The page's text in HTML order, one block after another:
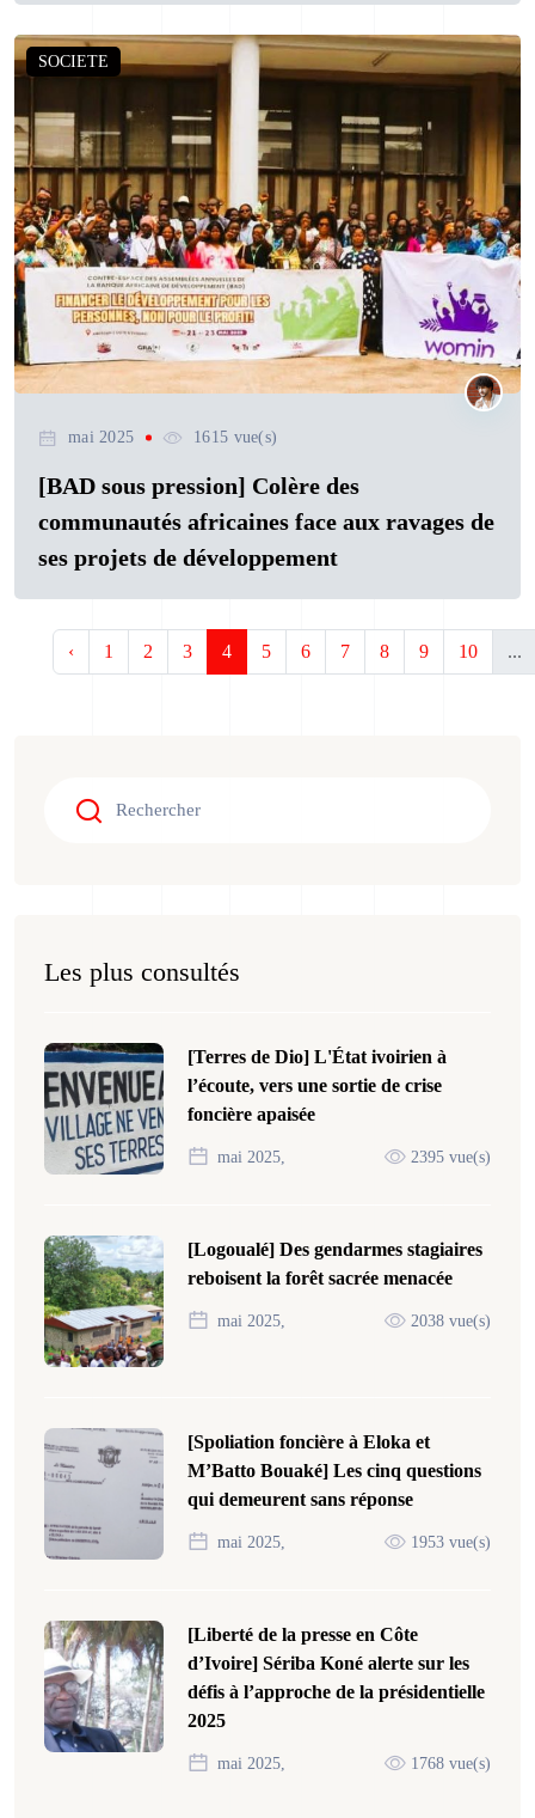
SOCIETE
mai 2025 1615 vue(s)
[BAD sous pression] Colère des
communautés africaines face aux ravages de
ses projets de développement
‹ 1 2 3 4 5 6 7 8 9 10 ...
Les plus consultés
[Terres de Dio] L'État ivoirien à
l’écoute, vers une sortie de crise
foncière apaisée
mai 2025, 2395 vue(s)
[Logoualé] Des gendarmes stagiaires
reboisent la forêt sacrée menacée
mai 2025, 2038 vue(s)
[Spoliation foncière à Eloka et
M’Batto Bouaké] Les cinq questions
qui demeurent sans réponse
mai 2025, 1953 vue(s)
[Liberté de la presse en Côte
d’Ivoire] Sériba Koné alerte sur les
défis à l’approche de la présidentielle
2025
mai 2025, 1768 vue(s)